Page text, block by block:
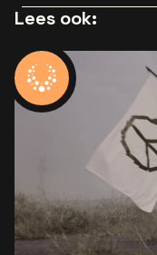
popsong
Lees ook: